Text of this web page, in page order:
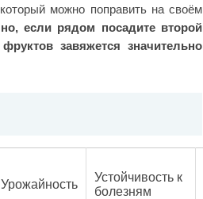
можно поправить на своём
если рядом посадите второй
завяжется значительно
Урожайность
Устойчивость к
болезням